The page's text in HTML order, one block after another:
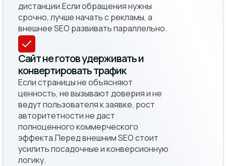
дистанции.Если обращения нужны
срочно, лучше начать с рекламы, а
внешнее SEO развивать параллельно.
Сайт не готов удерживать и
конвертировать трафик
Если страницы не объясняют
ценность, не вызывают доверия и не
ведут пользователя к заявке, рост
авторитетности не даст
полноценного коммерческого
эффекта.Перед внешним SEO стоит
усилить посадочные и конверсионную
логику.